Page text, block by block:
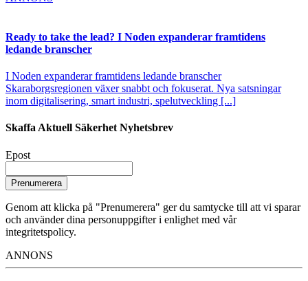
Ready to take the lead? I Noden expanderar framtidens
ledande branscher
I Noden expanderar framtidens ledande branscher
Skaraborgsregionen växer snabbt och fokuserat. Nya satsningar
inom digitalisering, smart industri, spelutveckling [...]
Skaffa Aktuell Säkerhet Nyhetsbrev
Epost
Prenumerera
Genom att klicka på "Prenumerera" ger du samtycke till att vi sparar
och använder dina personuppgifter i enlighet med vår
integritetspolicy.
ANNONS